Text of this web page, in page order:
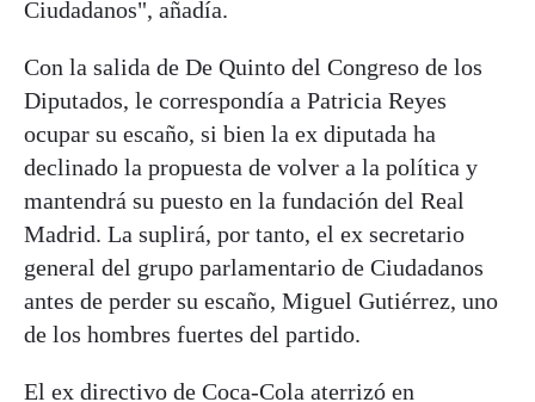
Ciudadanos", añadía.
Con la salida de De Quinto del Congreso de los
Diputados, le correspondía a Patricia Reyes
ocupar su escaño, si bien la ex diputada ha
declinado la propuesta de volver a la política y
mantendrá su puesto en la fundación del Real
Madrid. La suplirá, por tanto, el ex secretario
general del grupo parlamentario de Ciudadanos
antes de perder su escaño, Miguel Gutiérrez, uno
de los hombres fuertes del partido.
El ex directivo de Coca-Cola aterrizó en